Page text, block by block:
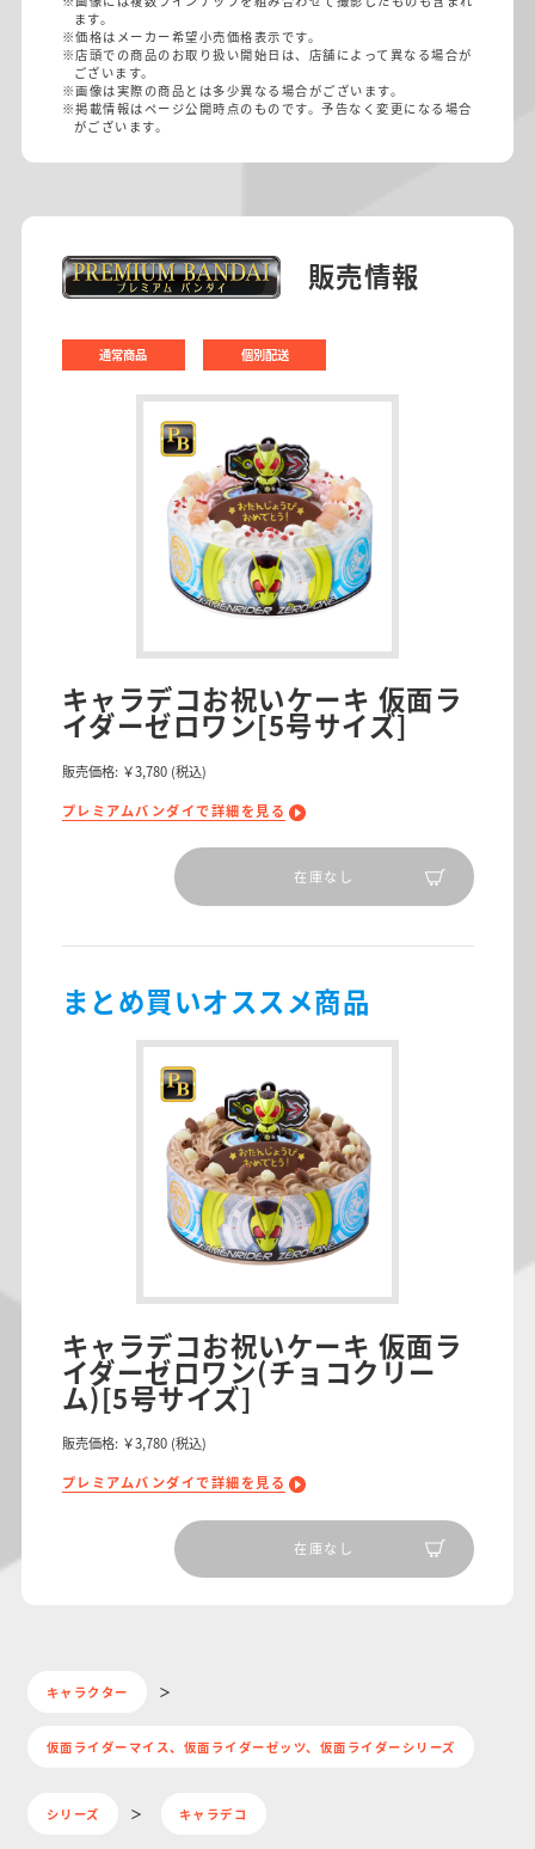
ます。
※価格はメーカー希望小売価格表示です。
※店頭での商品のお取り扱い開始日は、店舗によって異なる場合が
ございます。
※画像は実際の商品とは多少異なる場合がございます。
※掲載情報はページ公開時点のものです。予告なく変更になる場合
がございます。
販売情報
通常商品 個別配送
キャラデコお祝いケーキ 仮面ラ
イダーゼロワン[5号サイズ]
販売価格: ￥3,780 (税込)
プレミアムバンダイで詳細を見る
在庫なし
まとめ買いオススメ商品
キャラデコお祝いケーキ 仮面ラ
イダーゼロワン(チョコクリー
ム)[5号サイズ]
販売価格: ￥3,780 (税込)
プレミアムバンダイで詳細を見る
在庫なし
キャラクター
仮面ライダーマイス、仮面ライダーゼッツ、仮面ライダーシリーズ
シリーズ キャラデコ